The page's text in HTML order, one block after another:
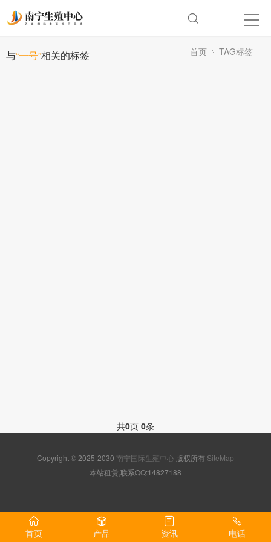
与“一号”相关的标签 首页 TAG标签
共0页 0条
Copyright © 2025-2030 南宁国际生殖中心 版权所有 SiteMap
本站租赁,联系QQ:14827188
首页 产品 资讯 电话